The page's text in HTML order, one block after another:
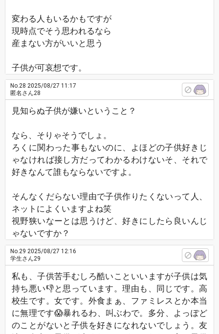
変わる人もいるかもですが
現時点でそう思われるなら
産まない方がいいと思う
子供が可哀想です。
No.28 2025/08/27 11:17
匿名さん28
見知らぬ子供が嫌いということ？
なら、そりゃそうでしょ。
ろくに関わった事もないのに、よほどの子供好きじ
ゃなければ接し方だってわかるわけないそ、それで
好きなんて誰もならないですよ。
そんなくだらない理由で子供作りたくないって人、
ネットによくいますよね笑
視野狭いなーとは思うけど、好きにしたら良いんじ
ゃないですか？
No.29 2025/08/27 12:16
学生さん29
私も、子供苦手むしろ酷いこといいますが子供は気
持ち悪い👎と思っています。理由も、同じです。高
校生です。女です。外食まぁ、ファミレスとか本当
に無理です😱暴れるわ、叫ぶわで。多分、よっぽど
のことがないと子供を好きになれないでしょう。友